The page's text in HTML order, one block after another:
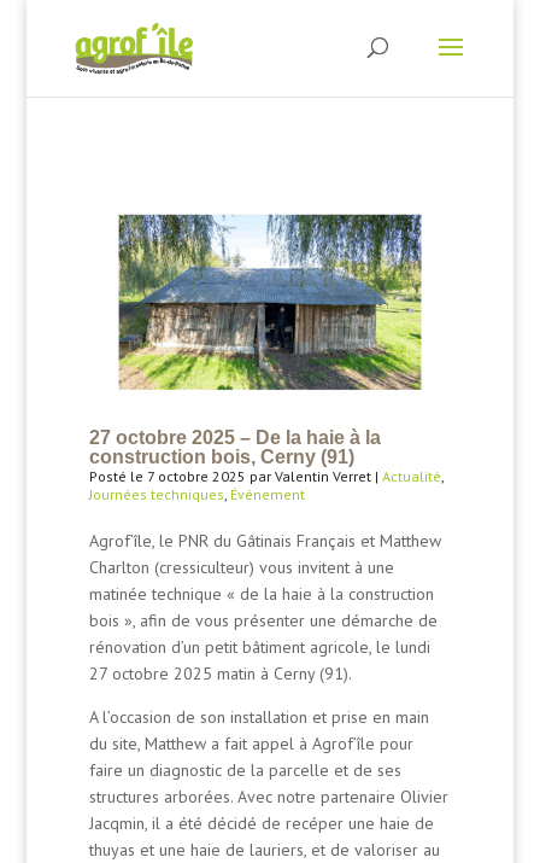
27 octobre 2025 – De la haie à la
construction bois, Cerny (91)
Posté le 7 octobre 2025 par Valentin Verret |Actualité
Journées techniques Événement
Agrof’île, le PNR du Gâtinais Français et Matthew
Charlton (cressiculteur) vous invitent à une
matinée technique « de la haie à la construction
bois », afin de vous présenter une démarche de
rénovation d’un petit bâtiment agricole, le lundi
27 octobre 2025 matin à Cerny (91).
A l’occasion de son installation et prise en main
du site, Matthew a fait appel à Agrof’île pour
faire un diagnostic de la parcelle et de ses
structures arborées. Avec notre partenaire Olivier
Jacqmin, il a été décidé de recéper une haie de
thuyas et une haie de lauriers, et de valoriser au